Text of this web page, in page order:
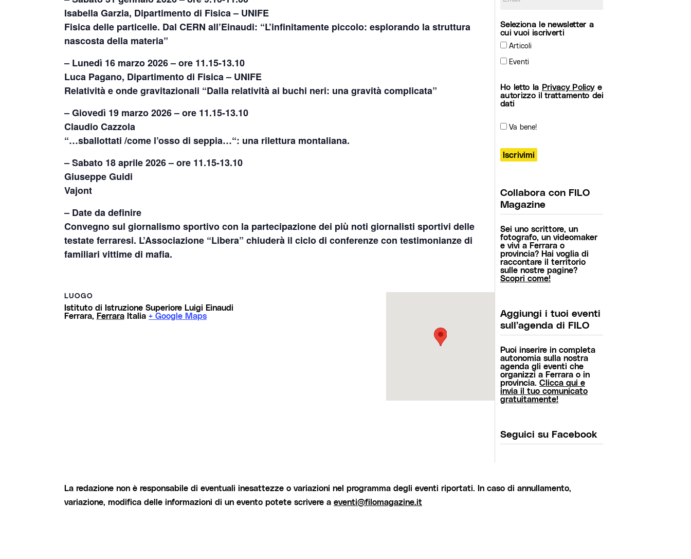
Isabella Garzia, Dipartimento di Fisica – UNIFE
Fisica delle particelle. Dal CERN all’Einaudi: “L’infinitamente piccolo: esplorando la struttura
nascosta della materia”
– Lunedì 16 marzo 2026 – ore 11.15-13.10
Luca Pagano, Dipartimento di Fisica – UNIFE
Relatività e onde gravitazionali “Dalla relatività ai buchi neri: una gravità complicata”
– Giovedì 19 marzo 2026 – ore 11.15-13.10
Claudio Cazzola
“…sballottati /come l’osso di seppia…“: una rilettura montaliana.
– Sabato 18 aprile 2026 – ore 11.15-13.10
Giuseppe Guidi
Vajont
– Date da definire
Convegno sul giornalismo sportivo con la partecipazione dei più noti giornalisti sportivi delle
testate ferraresi. L’Associazione “Libera” chiuderà il ciclo di conferenze con testimonianze di
familiari vittime di mafia.
LUOGO
Istituto di Istruzione Superiore Luigi Einaudi
Ferrara, Ferrara Italia + Google Maps
Seleziona le newsletter a
cui vuoi iscriverti
Articoli
Eventi
Ho letto la Privacy Policye
autorizzo il trattamento dei
dati
Va bene!
Collabora con FILO
Magazine
Sei uno scrittore, un
fotografo, un videomaker
e vivi a Ferrara o
provincia? Hai voglia di
raccontare il territorio
sulle nostre pagine?
Scopri come!
Aggiungi i tuoi eventi
sull’agenda di FILO
Puoi inserire in completa
autonomia sulla nostra
agenda gli eventi che
organizzi a Ferrara o in
provincia. Clicca qui e
invia il tuo comunicato
gratuitamente!
Seguici su Facebook
La redazione non è responsabile di eventuali inesattezze o variazioni nel programma degli eventi riportati. In caso di annullamento,
variazione, modifica delle informazioni di un evento potete scrivere a eventi@filomagazine.it